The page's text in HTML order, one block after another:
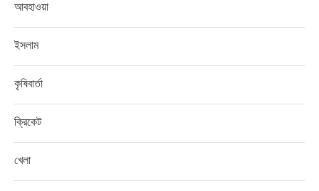
আবহাওয়া
ইসলাম
কৃষিবার্তা
ক্রিকেট
খেলা